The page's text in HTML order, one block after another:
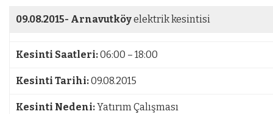
09.08.2015- Arnavutköyelektrik kesintisi
Kesinti Saatleri:06:00 – 18:00
Kesinti Tarihi:09.08.2015
Kesinti Nedeni:Yatırım Çalışması